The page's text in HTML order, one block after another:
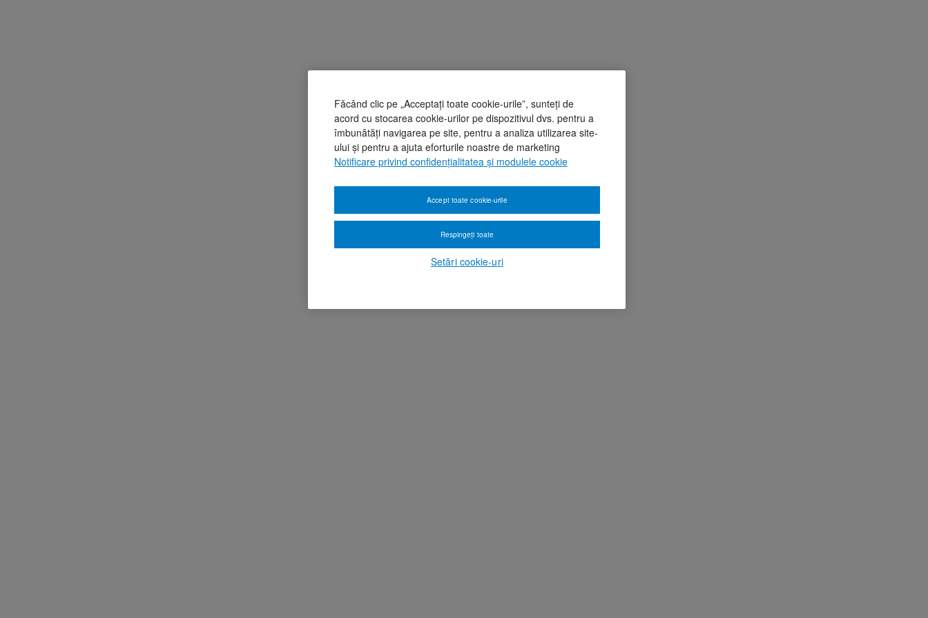
Făcând clic pe „Acceptați toate cookie-urile”, sunteți de
acord cu stocarea cookie-urilor pe dispozitivul dvs. pentru a
îmbunătăți navigarea pe site, pentru a analiza utilizarea site-
ului și pentru a ajuta eforturile noastre de marketing
Notificare privind confidențialitatea și modulele cookie
Setări cookie-uri
Respingeți toate
Accept toate cookie-urile